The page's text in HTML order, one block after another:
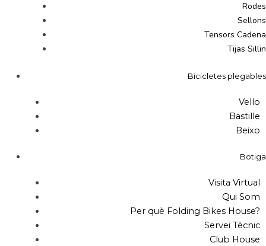
Rodes
Sellons
Tensors Cadena
Tijas Sillin
Bicicletes plegables
Vello
Bastille
Beixo
Botiga
Visita Virtual
Qui Som
Per què Folding Bikes House?
Servei Tècnic
Club House